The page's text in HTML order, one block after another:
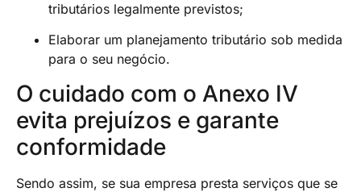
tributários legalmente previstos;
Elaborar um planejamento tributário sob medida
para o seu negócio.
O cuidado com o Anexo IV
evita prejuízos e garante
conformidade
Sendo assim, se sua empresa presta serviços que se